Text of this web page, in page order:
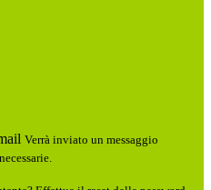
Verrà inviato un messaggio